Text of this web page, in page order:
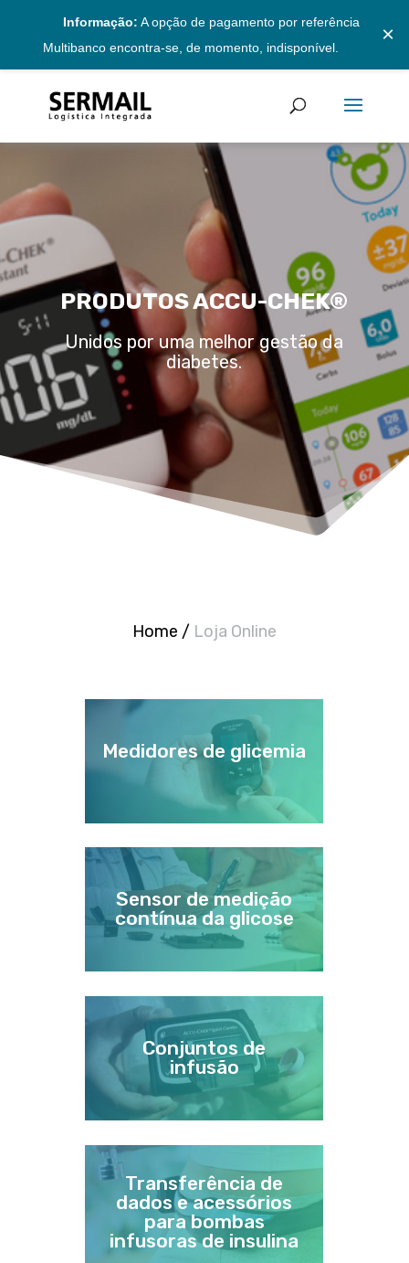
Informação: A opção de pagamento por referência
Multibanco encontra-se, de momento, indisponível.
×
PRODUTOS ACCU-CHEK®
Unidos por uma melhor gestão da
diabetes.
Home / Loja Online
Medidores de glicemia
Sensor de medição
contínua da glicose
Conjuntos de
infusão
Transferência de
dados e acessórios
para bombas
infusoras de insulina